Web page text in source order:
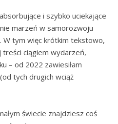
i szybko uciekające
marzeń w samorozwoju
W tym więc krótkim tekstowo,
ciągiem wydarzeń,
– od 2022 zawiesiłam
tych drugich wciąż
świecie znajdziesz coś